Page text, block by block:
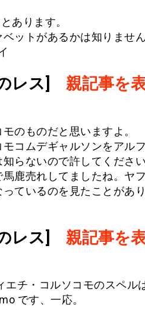
あります。
ットがあるかは知りません
レス] 親記事を
のものだと思いますよ。
モコムデギャルソンをアル
らないので許してくださ
馬鹿売れしてましたね。ヤ
ているのを見たことがあ
レス] 親記事を
エチ・コルソコモのスペル
です、一応。